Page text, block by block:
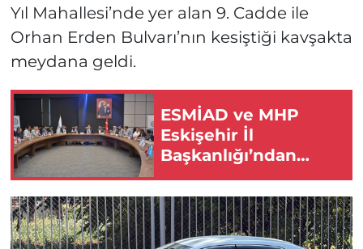
Yıl Mahallesi’nde yer alan 9. Cadde ile
Orhan Erden Bulvarı’nın kesiştiği kavşakta
meydana geldi.
ESMİAD ve MHP
Eskişehir İl
Başkanlığı’ndan
Eskişehir İçin Güçlü
İş Birliği Mesajı!